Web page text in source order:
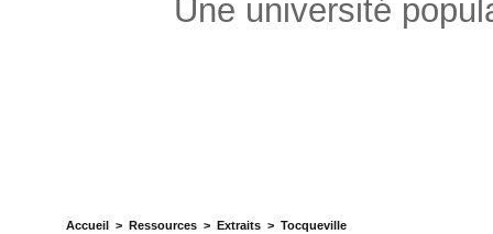
Une université
Accueil > Ressources > Extraits > Tocqueville